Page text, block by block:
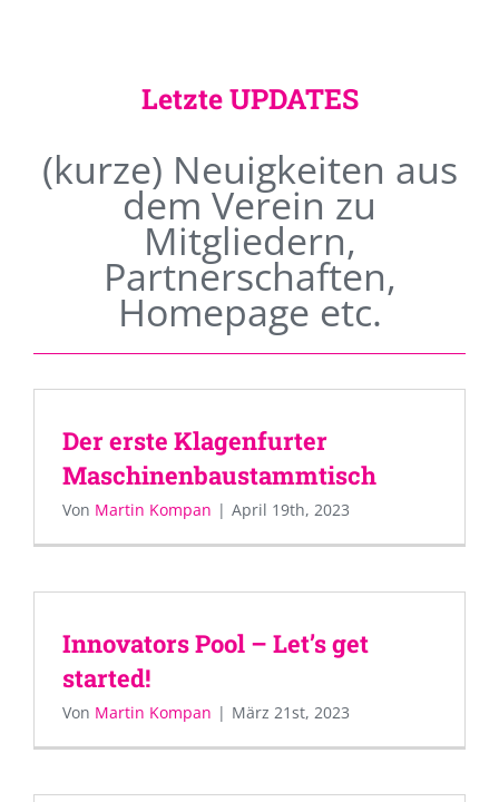
Letzte UPDATES
(kurze) Neuigkeiten aus
dem Verein zu
Mitgliedern,
Partnerschaften,
Homepage etc.
Der erste Klagenfurter
Maschinenbaustammtisch
Von Martin Kompan | April 19th, 2023
Innovators Pool – Let’s get
started!
Von Martin Kompan | März 21st, 2023